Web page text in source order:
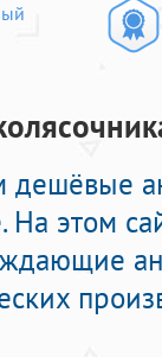
дешёвые
На этом